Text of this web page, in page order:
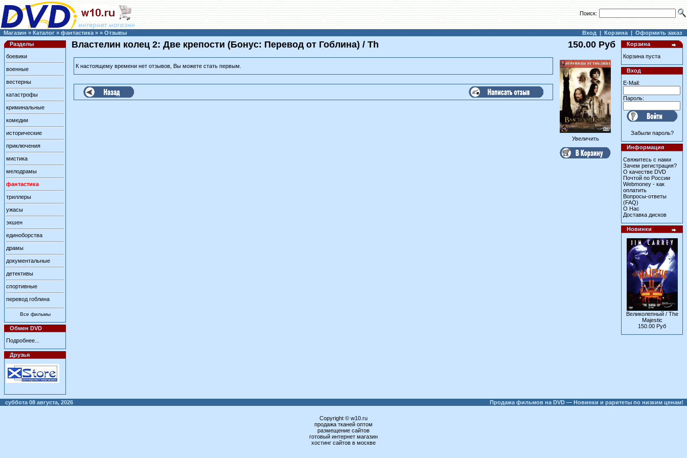
Поиск:
Магазин » Каталог » фантастика » » Отзывы Вход | Корзина | Оформить заказ
Разделы
боевики
военные
вестерны
катастрофы
криминальные
комедии
исторические
приключения
мистика
мелодрамы
фантастика
триллеры
ужасы
экшен
единоборства
драмы
документальные
детективы
спортивные
перевод гоблина
Все фильмы
Обмен DVD
Подробнее...
Друзья
Властелин колец 2: Две крепости (Бонус: Перевод от Гоблина) / Th 150.00 Руб
К настоящему времени нет отзывов, Вы можете стать первым.
Увеличить
Корзина
Корзина пуста
Вход
E-Mail:
Пароль:
Забыли пароль?
Информация
Свяжитесь с нами
Зачем регистрация?
О качестве DVD
Почтой по России
Webmoney - как
оплатить
Вопросы-ответы
(FAQ)
О Нас
Доставка дисков
Новинки
Великолепный / The
Majestic
150.00 Руб
суббота 08 августа, 2026 Продажа фильмов на DVD — Новинки и раритеты по низким ценам!
Copyright © w10.ru
продажа тканей оптом
размещение сайтов
готовый интернет магазин
хостинг сайтов в москве